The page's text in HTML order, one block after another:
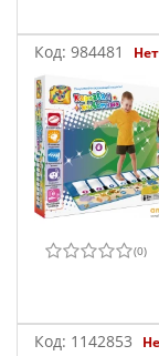
Код: 984481
(0)
Код: 1142853